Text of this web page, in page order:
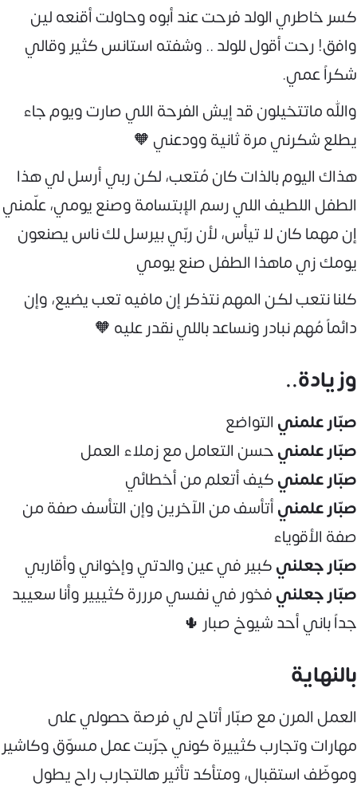
كسر خاطري الولد فرحت عند أبوه وحاولت أقنعه لين
وافق! رحت أقول للولد .. وشفته استانس كثير وقالي
شكراً عمي.
والله ماتتخيلون قد إيش الفرحة اللي صارت ويوم جاء
يطلع شكرني مرة ثانية وودعني 🧡
هذاك اليوم بالذات كان مُتعب، لكن ربي أرسل لي هذا
الطفل اللطيف اللي رسم الإبتسامة وصنع يومي، علّمني
إن مهما كان لا تيأس، لأن ربّي بيرسل لك ناس يصنعون
يومك زي ماهذا الطفل صنع يومي
كلنا نتعب لكن المهم نتذكر إن مافيه تعب يضيع، وإن
دائماً مُهم نبادر ونساعد باللي نقدر عليه 🧡
وزيادة..
صبّار علمني التواضع
صبّار علمنيحسن التعامل مع زملاء العمل
صبّارعلمنيكيف أتعلم من أخطائي
صبّار علمنيأتأسف من الآخرين وإن التأسف صفة من
صفة الأقوياء
صبّارجعلنيكبير في عين والدتي وإخواني وأقاربي
صبّارجعلنيفخور في نفسي مرررة كثييير وأنا سعييد
جداً باني أحد شيوخ صبار 🌵
بالنهاية
العمل المرن مع صبّار أتاح لي فرصة حصولي على
مهارات وتجارب كثييرة كوني جرّبت عمل مسوّق وكاشير
وموظّف استقبال، ومتأكد تأثير هالتجارب راح يطول